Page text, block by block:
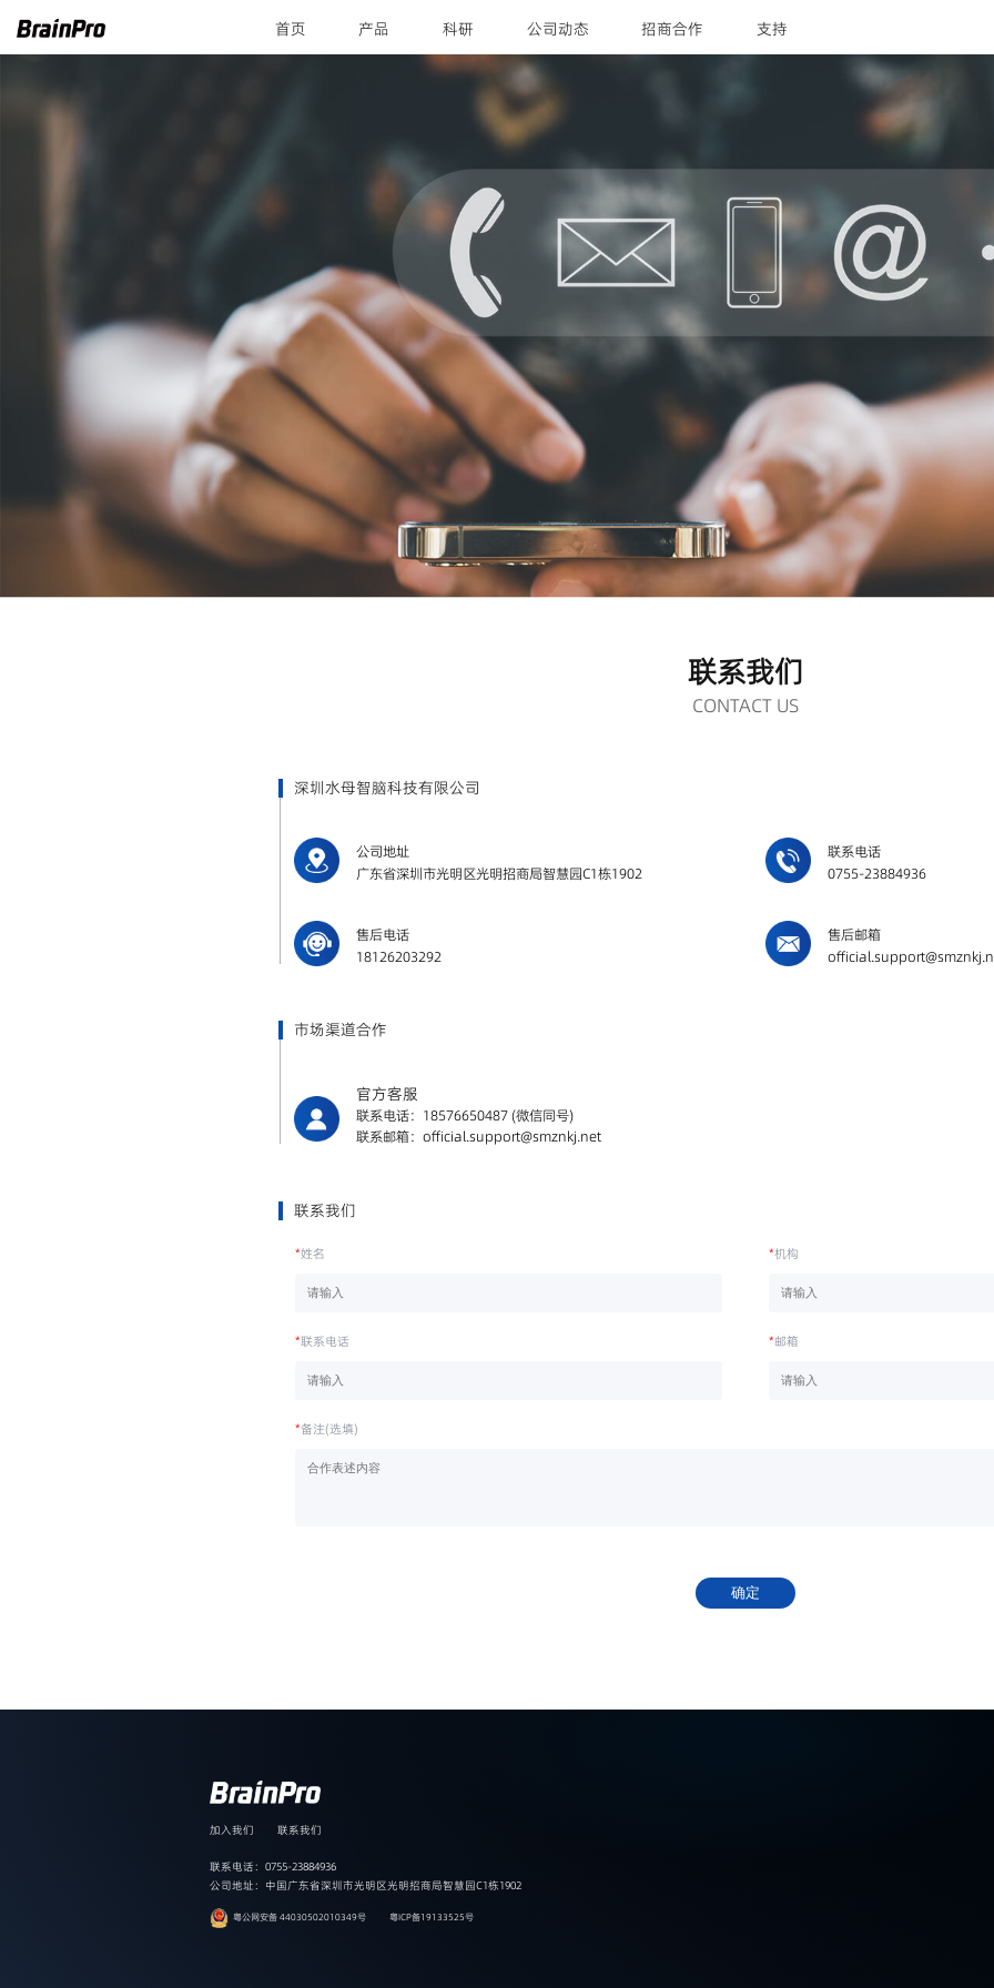
首页 产品 科研 公司动态 招商合作 支持
联系我们
CONTACT US
深圳水母智脑科技有限公司
公司地址
广东省深圳市光明区光明招商局智慧园C1栋1902
联系电话
0755-23884936
售后电话
18126203292
售后邮箱
市场渠道合作
官方客服
联系电话：18576650487 (微信同号)
联系邮箱：official.support@smznkj.net
联系我们
*姓名 *机构
*联系电话 *邮箱
*备注(选填)
确定
加入我们 联系我们
联系电话：0755-23884936
公司地址：中国广东省深圳市光明区光明招商局智慧园C1栋1902
粤公网安备 44030502010349号 粤ICP备19133525号